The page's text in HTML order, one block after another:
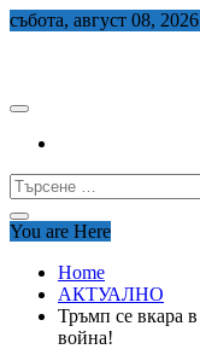
Skip
събота, август 08, 2026
Търсене
за:
You are Here
Home
АКТУАЛНО
Тръмп се вкара
война!